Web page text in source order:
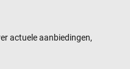
actuele aanbiedingen,